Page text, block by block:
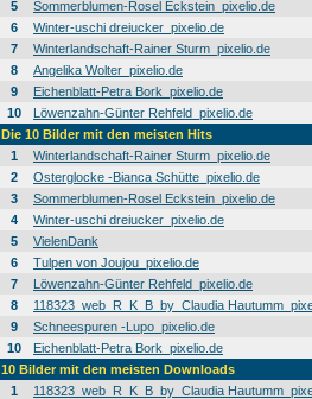
5
Sommerblumen-Rosel Eckstein_pixelio.de
6
Winter-uschi dreiucker_pixelio.de
7
Winterlandschaft-Rainer Sturm_pixelio.de
8
Angelika Wolter_pixelio.de
9
Eichenblatt-Petra Bork_pixelio.de
10
Löwenzahn-Günter Rehfeld_pixelio.de
Die 10 Bilder mit den meisten Hits
1
Winterlandschaft-Rainer Sturm_pixelio.de
2
Osterglocke -Bianca Schütte_pixelio.de
3
Sommerblumen-Rosel Eckstein_pixelio.de
4
Winter-uschi dreiucker_pixelio.de
5
VielenDank
6
Tulpen von Joujou_pixelio.de
7
Löwenzahn-Günter Rehfeld_pixelio.de
8
118323_web_R_K_B_by_Claudia
9
Schneespuren -Lupo_pixelio.de
10
Eichenblatt-Petra Bork_pixelio.de
10 Bilder mit den meisten Downloads
1
118323_web_R_K_B_by_Claudia